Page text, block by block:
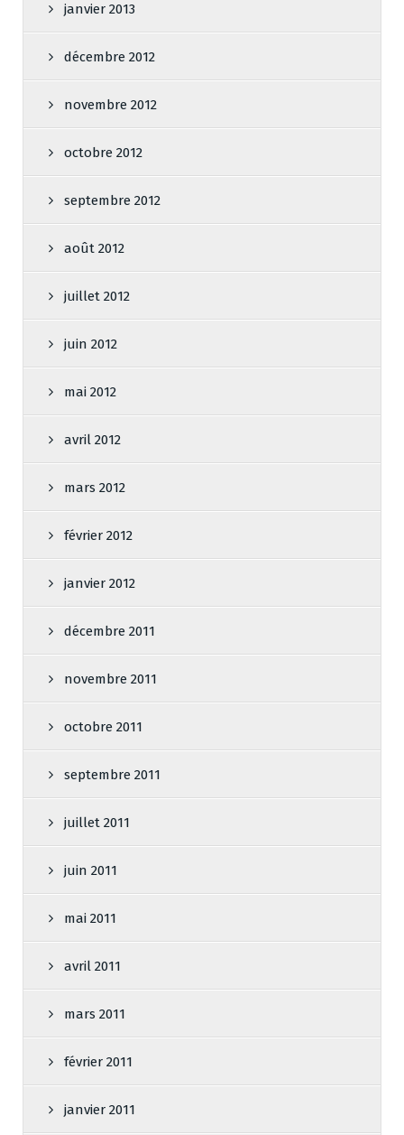
janvier 2013
décembre 2012
novembre 2012
octobre 2012
septembre 2012
août 2012
juillet 2012
juin 2012
mai 2012
avril 2012
mars 2012
février 2012
janvier 2012
décembre 2011
novembre 2011
octobre 2011
septembre 2011
juillet 2011
juin 2011
mai 2011
avril 2011
mars 2011
février 2011
janvier 2011